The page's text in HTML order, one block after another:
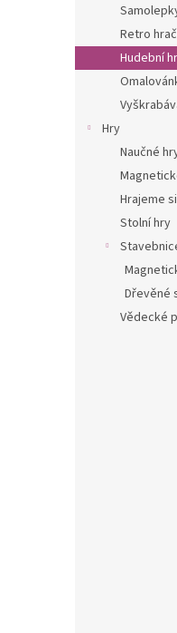
Retro
Hudební
Hry
Naučné
Hrajeme si
Stolní hry
Dřevěné
Vědecké